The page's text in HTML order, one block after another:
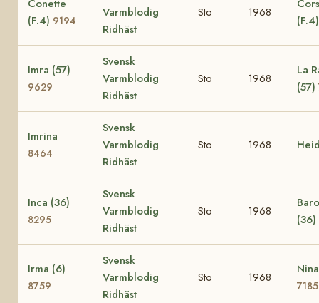
Conette
(F.4) 9194
Varmblodig
Ridhäst
Sto 1968
Imra (57)
9629
Svensk
Varmblodig
Ridhäst
Sto 1968
La
(57)
Imrina
8464
Svensk
Varmblodig
Ridhäst
Sto 1968
Inca (36)
8295
Svensk
Varmblodig
Ridhäst
Sto 1968
(36)
Irma (6)
8759
Svensk
Varmblodig
Ridhäst
Sto 1968
7185